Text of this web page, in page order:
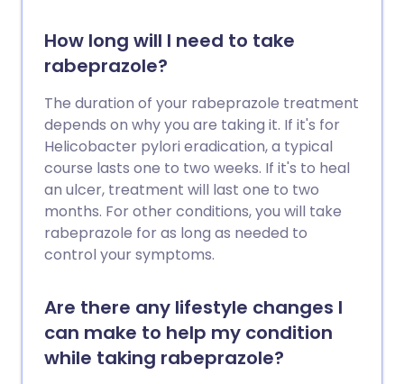
How long will I need to take
rabeprazole?
The duration of your rabeprazole treatment
depends on why you are taking it. If it's for
Helicobacter pylori eradication, a typical
course lasts one to two weeks. If it's to heal
an ulcer, treatment will last one to two
months. For other conditions, you will take
rabeprazole for as long as needed to
control your symptoms.
Are there any lifestyle changes I
can make to help my condition
while taking rabeprazole?